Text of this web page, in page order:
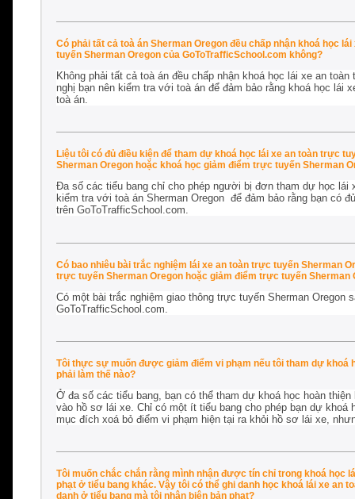
Có phải tất cả toà án Sherman Oregon đều chấp nhận khoá học
tuyến Sherman Oregon của GoToTrafficSchool.com không?
Không phải tất cả toà án đều chấp nhận khoá học lái xe an
nghị bạn nên kiểm tra với toà án để đảm bảo rằng khoá học
toà án.
Liệu tôi có đủ điều kiện để tham dự khoá học lái xe an toàn trực
Sherman Oregon hoặc khoá học giảm điểm trực tuyến Sherman
Đa số các tiểu bang chỉ cho phép người bị đơn tham dự học lái
kiểm tra với toà án Sherman Oregon để đảm bảo rằng bạn có
trên GoToTrafficSchool.com.
Có bao nhiêu bài trắc nghiệm lái xe an toàn trực tuyến Sherman
trực tuyến Sherman Oregon hoặc giảm điểm trực tuyến Sherman
Có một bài trắc nghiệm giao thông trực tuyến Sherman
GoToTrafficSchool.com.
Tôi thực sự muốn được giảm điểm vi phạm nếu tôi tham dự khoá
phải làm thế nào?
Ở đa số các tiểu bang, bạn có thể tham dự khoá học hoàn
vào hồ sơ lái xe. Chỉ có một ít tiểu bang cho phép bạn dự khoá
mục đích xoá bỏ điểm vi phạm hiện tại ra khỏi hồ sơ lái xe,
Tôi muốn chắc chắn rằng mình nhận được tín chỉ trong khoá học
phạt ở tiểu bang khác. Vậy tôi có thể ghi danh học khoá lái xe an
danh ở tiểu bang mà tôi nhận biên bản phạt?